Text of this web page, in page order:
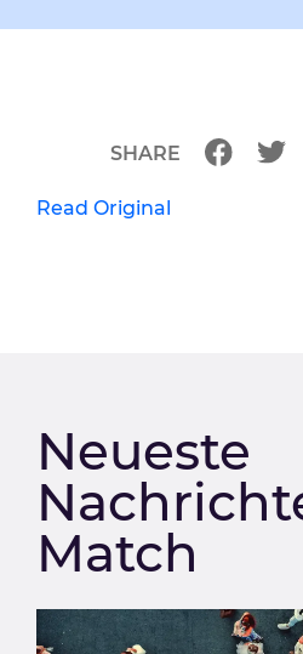
Read Original
SHARE
Neueste
Match